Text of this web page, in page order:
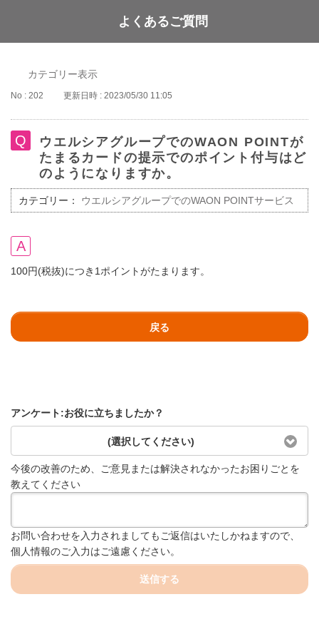
WAON POINT
よくあるご質問
カテゴリー表示
No : 202 更新日時 : 2023/05/30 11:05
ウエルシアグループでのWAON POINTが
たまるカードの提示でのポイント付与はど
のようになりますか。
カテゴリー： ウエルシアグループでのWAON POINTサービス
100円(税抜)につき1ポイントがたまります。
戻る
アンケート:お役に立ちましたか？
(選択してください)
今後の改善のため、ご意見または解決されなかったお困りごとを
教えてください
お問い合わせを入力されましてもご返信はいたしかねますので、
個人情報のご入力はご遠慮ください。
送信する